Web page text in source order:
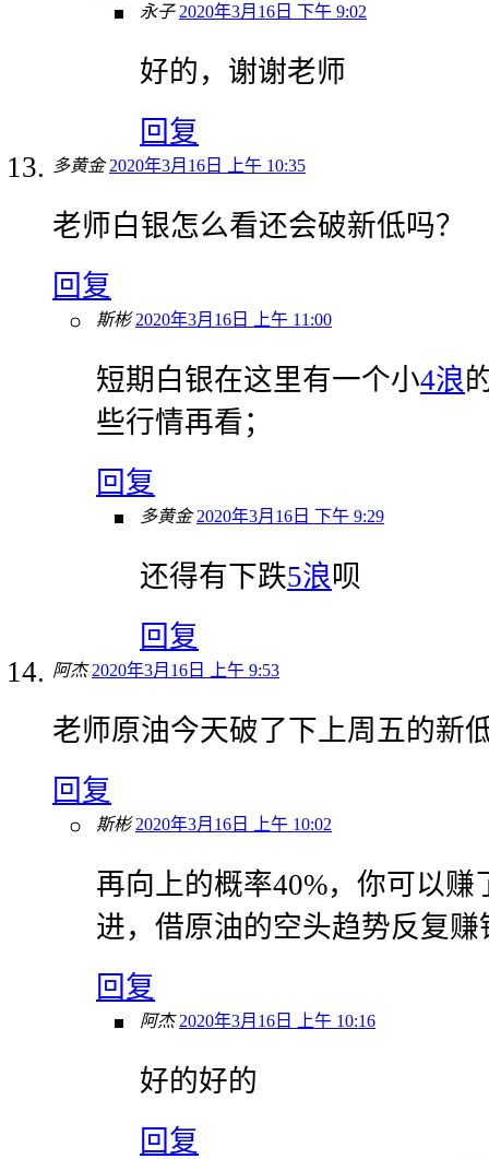
永子 2020年3月16日 下午 9:02
好的，谢谢老师
回复
多黄金 2020年3月16日 上午 10:35
老师白银怎么看还会破新低吗？
回复
斯彬 2020年3月16日 上午 11:00
短期白银在这里有一个小4浪
些行情再看；
回复
多黄金 2020年3月16日 下午 9:29
还得有下跌5浪呗
回复
阿杰 2020年3月16日 上午 9:53
老师原油今天破了下上周五的新
回复
斯彬 2020年3月16日 上午 10:02
再向上的概率40%，你可以赚
进，借原油的空头趋势反复赚
回复
阿杰 2020年3月16日 上午 10:16
好的好的
回复